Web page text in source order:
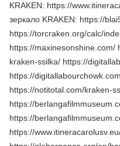
KRAKEN: https://
зеркало KRAKEN: https://
https://torcraken.org/calc/
https://maxinesonshine.com/
kraken-ssilka/ https://
https://
https://notitotal.com/kraken-
https://
https://
https://